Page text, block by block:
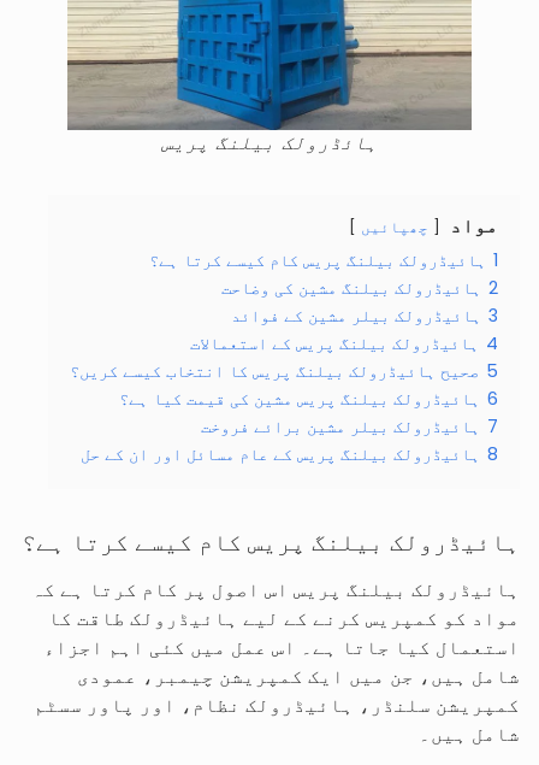
ہائڈرولک بیلنگ پریس
مواد چھپائیں
1 ہائیڈرولک بیلنگ پریس کام کیسے کرتا ہے؟
2 ہائیڈرولک بیلنگ مشین کی وضاحت
3 ہائیڈرولک بیلر مشین کے فوائد
4 ہائیڈرولک بیلنگ پریس کے استعمالات
5 صحیح ہائیڈرولک بیلنگ پریس کا انتخاب کیسے کریں؟
6 ہائیڈرولک بیلنگ پریس مشین کی قیمت کیا ہے؟
7 ہائیڈرولک بیلر مشین برائے فروخت
8 ہائیڈرولک بیلنگ پریس کے عام مسائل اور ان کے حل
ہائیڈرولک بیلنگ پریس کام کیسے کرتا ہے؟
ہائیڈرولک بیلنگ پریس اس اصول پر کام کرتا ہے کہ
مواد کو کمپریس کرنے کے لیے ہائیڈرولک طاقت کا
استعمال کیا جاتا ہے۔ اس عمل میں کئی اہم اجزاء
شامل ہیں، جن میں ایک کمپریشن چیمبر، عمودی
کمپریشن سلنڈر، ہائیڈرولک نظام، اور پاور سسٹم
شامل ہیں۔